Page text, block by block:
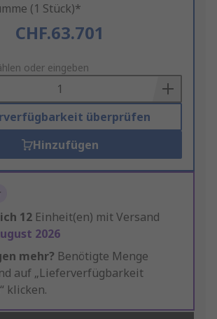
(1 Stück)*
CHF.63.701
oder eingeben
überprüfen
Hinzufügen
12 Einheit(en) mit Versand
2026
mehr? Benötigte Menge
auf „Lieferverfügbarkeit
klicken.